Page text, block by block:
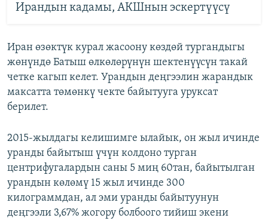
Ирандын кадамы, АКШнын эскертүүсү
Иран өзөктүк курал жасоону көздөй тургандыгы
жөнүндө Батыш өлкөлөрүнүн шектенүүсүн такай
четке кагып келет. Урандын деңгээлин жарандык
максатта төмөнкү чекте байытууга уруксат
берилет.
2015-жылдагы келишимге ылайык, он жыл ичинде
уранды байытыш үчүн колдоно турган
центрифугалардын саны 5 миң 60тан, байытылган
урандын көлөмү 15 жыл ичинде 300
килограммдан, ал эми уранды байытуунун
деңгээли 3,67% жогору болбоого тийиш экени